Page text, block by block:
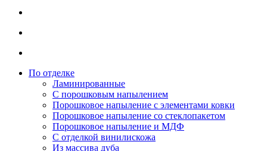
По отделке
Ламинированные
С порошковым напылением
Порошковое напыление с элементами ковки
Порошковое напыление со стеклопакетом
Порошковое напыление и МДФ
С отделкой винилискожа
Из массива дуба